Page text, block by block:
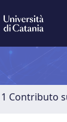
1 Contributo